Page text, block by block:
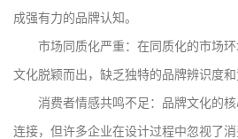
成强有力的品牌认知。
市场同质化严重：在同质化的市场
文化脱颖而出，缺乏独特的品牌辨识度和
消费者情感共鸣不足：品牌文化的
连接，但许多企业在设计过程中忽视了